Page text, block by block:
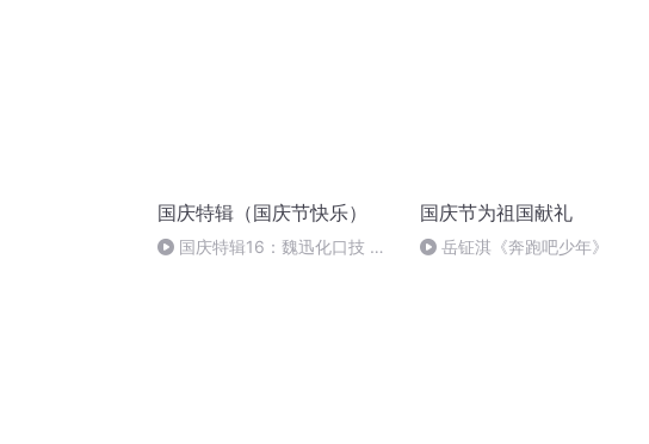
国庆特辑（国庆节快乐）
国庆特辑16：魏迅化口技 二
国庆节为祖国献礼
岳钲淇《奔跑吧少年》